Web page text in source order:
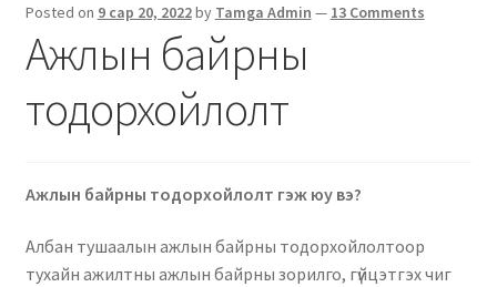
Гэрээний загвар
Журмууд​
Компанийн удирдлагын бичиг баримт
Posted on 9 сар 20, 2022by Tamga Admin — 13 Comments
Ажлын байрны
тодорхойлолт
Ажлын байрны тодорхойлолт гэж юу вэ?
Албан тушаалын ажлын байрны тодорхойлолтоор
тухайн ажилтны ажлын байрны зорилго, гүйцэтгэх чиг